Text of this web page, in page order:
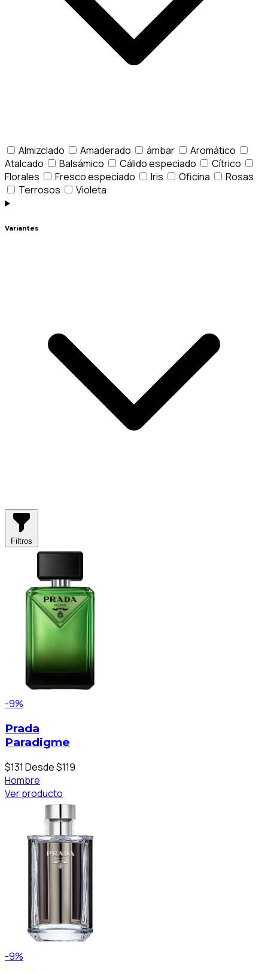
Almizclado Amaderado ámbar
Aromático
Atalcado
Balsámico Cálido especiado
Cítrico
Florales
Fresco especiado Iris Oficina
Rosas
Terrosos
Violeta
Variantes
Filtros
-9%
Prada
Paradigme
$131 Desde $119
Hombre
Ver producto
-9%